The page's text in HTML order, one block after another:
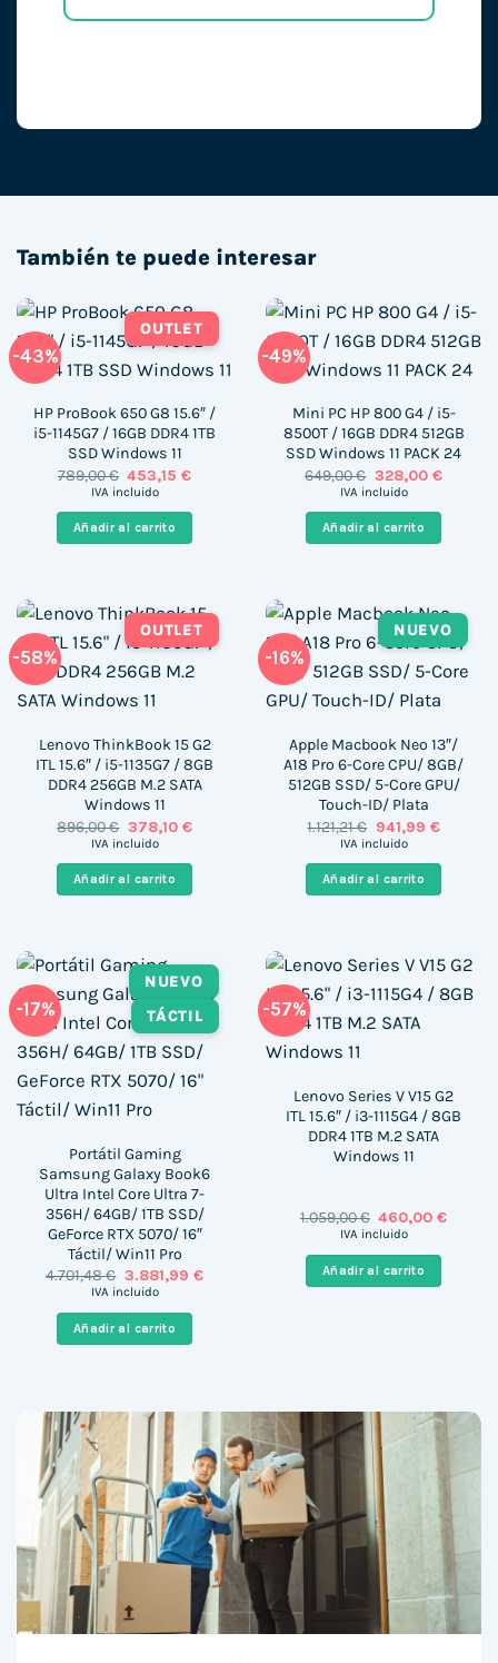
También te puede interesar
-43%
OUTLET
HP ProBook 650 G8 15.6″ /
i5-1145G7 / 16GB DDR4 1TB
SSD Windows 11
789,00€ El
precio
era:
789,00 €.
453,15€El
es:
453,15 €.
IVA incluido
Añadir al carrito
-49%
Mini PC HP 800 G4 / i5-
8500T / 16GB DDR4 512GB
SSD Windows 11 PACK 24
649,00€ El
precio
era:
649,00 €.
328,00 €El
es:
328,00
IVA incluido
Añadir al carrito
-58%
OUTLET
Lenovo ThinkBook 15 G2
ITL 15.6″ / i5-1135G7 / 8GB
DDR4 256GB M.2 SATA
Windows 11
896,00€ El
precio
era:
896,00 €.
378,10 €El
es:
378,10 €.
IVA incluido
Añadir al carrito
-16%
NUEVO
Apple Macbook Neo 13″/
A18 Pro 6-Core CPU/ 8GB/
512GB SSD/ 5-Core GPU/
Touch-ID/ Plata
1.121,21€ El
precio
era:
1.121,21 €.
941,99 €El
es:
941,99
IVA incluido
Añadir al carrito
-17%
NUEVO
TÁCTIL
Portátil Gaming
Samsung Galaxy Book6
Ultra Intel Core Ultra 7-
356H/ 64GB/ 1TB SSD/
GeForce RTX 5070/ 16″
Táctil/ Win11 Pro
4.701,48€ El
precio
era:
4.701,48 €.
3.881,99 €El
IVA incluido
Añadir al carrito
-57%
Lenovo Series V V15 G2
ITL 15.6″ / i3-1115G4 / 8GB
DDR4 1TB M.2 SATA
Windows 11
1.059,00€ El
precio
era:
1.059,00 €.
460,00€El
IVA incluido
Añadir al carrito